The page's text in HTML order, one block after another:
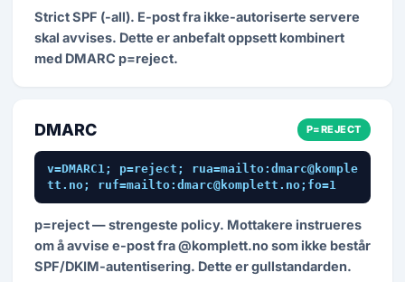
Strict SPF (-all). E-post fra ikke-autoriserte servere
skal avvises. Dette er anbefalt oppsett kombinert
med DMARC p=reject.
DMARC P=REJECT
v=DMARC1; p=reject; rua=mailto:dmarc@komple
tt.no; ruf=mailto:dmarc@komplett.no;fo=1
p=reject — strengeste policy. Mottakere instrueres
om å avvise e-post fra @komplett.no som ikke består
SPF/DKIM-autentisering. Dette er gullstandarden.